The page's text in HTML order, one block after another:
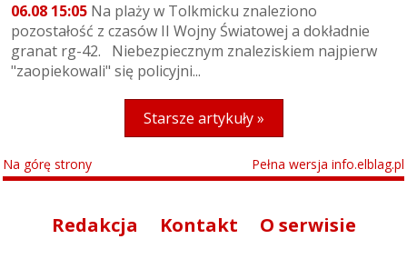
06.08 15:05 Na plaży w Tolkmicku znaleziono
pozostałość z czasów II Wojny Światowej a dokładnie
granat rg-42. Niebezpiecznym znaleziskiem najpierw
"zaopiekowali" się policyjni...
Starsze artykuły »
Na górę strony Pełna wersja info.elblag.pl
Redakcja Kontakt
O serwisie